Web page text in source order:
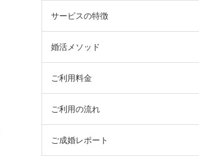
サービスの特徴
婚活メソッド
ご利用料金
ご利用の流れ
ご成婚レポート